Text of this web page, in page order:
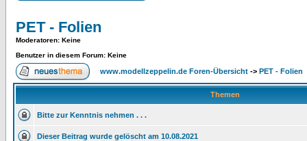
PET - Folien
Moderatoren: Keine
Benutzer in diesem Forum: Keine
www.modellzeppelin.de Foren-Übersicht -> PET - Folien
Themen
Bitte zur Kenntnis nehmen . . .
Dieser Beitrag wurde gelöscht am 10.08.2021